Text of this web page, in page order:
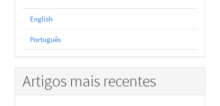
English
Português
Artigos mais recentes